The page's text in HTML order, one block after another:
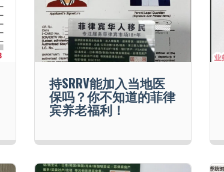
持SRRV能加入当地医
保吗？你不知道的菲律
宾养老福利！